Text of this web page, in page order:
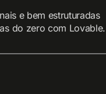
e bem estruturadas
do zero com Lovable.